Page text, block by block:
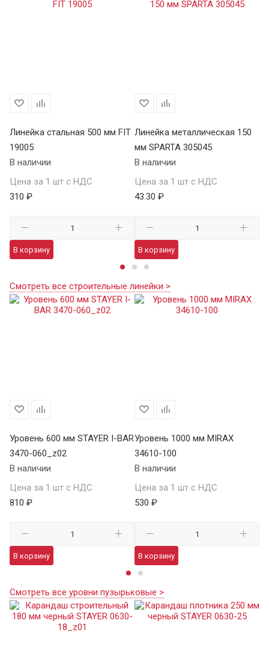
Линейка стальная 500 мм FIT
19005
В наличии
Цена за 1 шт с НДС
310 ₽
В корзину
Линейка металлическая 150
мм SPARTA 305045
В наличии
Цена за 1 шт с НДС
43.30 ₽
В корзину
Смотреть все строительные линейки >
Уровень 600 мм STAYER I-BAR
3470-060_z02
В наличии
Цена за 1 шт с НДС
810 ₽
В корзину
Уровень 1000 мм MIRAX
34610-100
В наличии
Цена за 1 шт с НДС
530 ₽
В корзину
Смотреть все уровни пузырьковые >